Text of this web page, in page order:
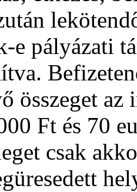
e pályázati
összeget az
Ft és 70
csak